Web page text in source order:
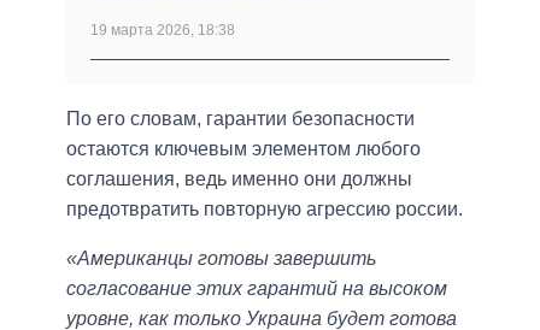
19 марта 2026, 18:38
По его словам, гарантии безопасности
остаются ключевым элементом любого
соглашения, ведь именно они должны
предотвратить повторную агрессию россии.
«Американцы готовы завершить
согласование этих гарантий на высоком
уровне, как только Украина будет готова